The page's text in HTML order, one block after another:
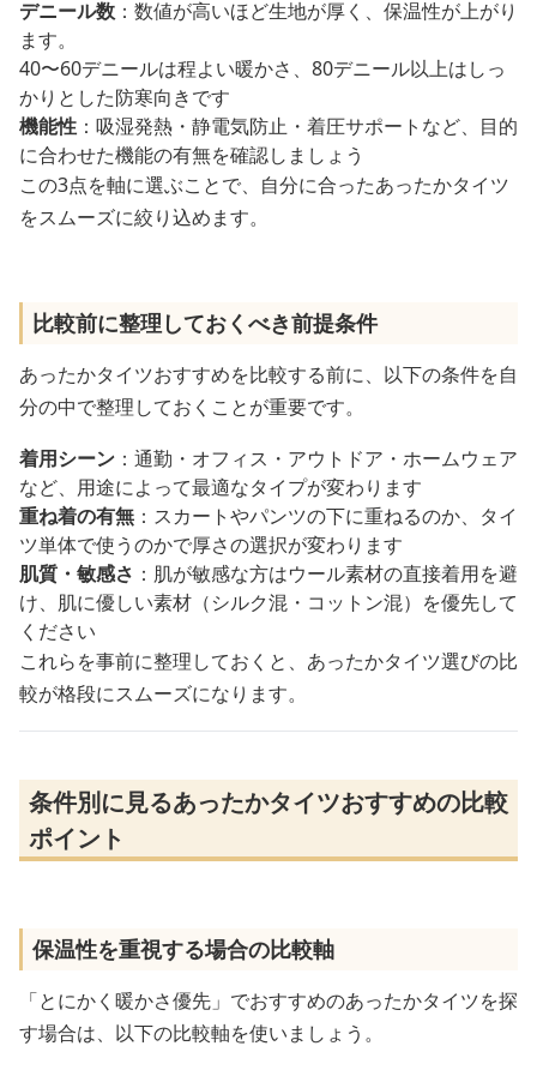
デニール数 ：数値が高いほど生地が厚く、保温性が上がり
ます。
40〜60デニールは程よい暖かさ、80デニール以上はしっ
かりとした防寒向きです
機能性 ：吸湿発熱・静電気防止・着圧サポートなど、目的
に合わせた機能の有無を確認しましょう
この3点を軸に選ぶことで、自分に合ったあったかタイツ
をスムーズに絞り込めます。
比較前に整理しておくべき前提条件
あったかタイツおすすめを比較する前に、以下の条件を自
分の中で整理しておくことが重要です。
着用シーン ：通勤・オフィス・アウトドア・ホームウェア
など、用途によって最適なタイプが変わります
重ね着の有無 ：スカートやパンツの下に重ねるのか、タイ
ツ単体で使うのかで厚さの選択が変わります
肌質・敏感さ ：肌が敏感な方はウール素材の直接着用を避
け、肌に優しい素材（シルク混・コットン混）を優先して
ください
これらを事前に整理しておくと、あったかタイツ選びの比
較が格段にスムーズになります。
条件別に見るあったかタイツおすすめの比較
ポイント
保温性を重視する場合の比較軸
「とにかく暖かさ優先」でおすすめのあったかタイツを探
す場合は、以下の比較軸を使いましょう。